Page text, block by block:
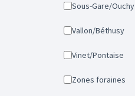
Sous-Gare/Ouchy
Vallon/Béthusy
Vinet/Pontaise
Zones foraines